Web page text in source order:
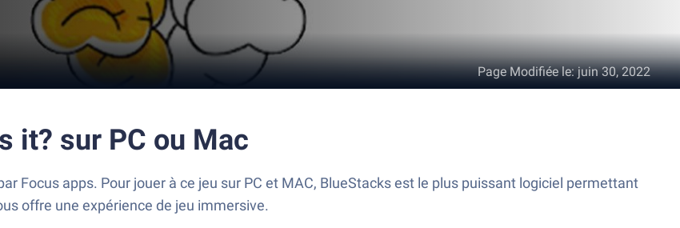
Page Modifiée le:juin 30, 2022
it? sur PC ou Mac
Focus apps. Pour jouer à ce jeu sur PC et MAC, BlueStacks est le plus puissant logiciel permettant
offre une expérience de jeu immersive.